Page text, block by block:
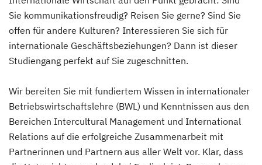
Sie kommunikationsfreudig? Reisen Sie gerne? Sind Sie
offen für andere Kulturen? Interessieren Sie sich für
internationale Geschäftsbeziehungen? Dann ist dieser
Studiengang perfekt auf Sie zugeschnitten.
Wir bereiten Sie mit fundiertem Wissen in internationaler
Betriebswirtschaftslehre (BWL) und Kenntnissen aus den
Bereichen Intercultural Management und International
Relations auf die erfolgreiche Zusammenarbeit mit
Partnerinnen und Partnern aus aller Welt vor. Klar, dass